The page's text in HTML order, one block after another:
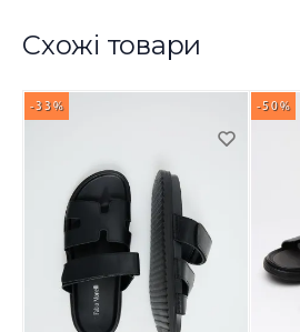
Схожі товари
-33% -50%